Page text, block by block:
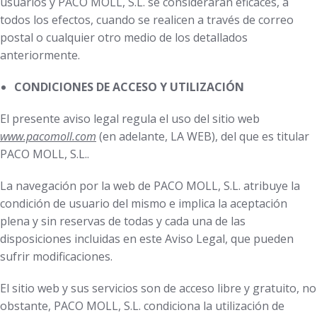
todos los efectos, cuando se realicen a través de correo
postal o cualquier otro medio de los detallados
anteriormente.
CONDICIONES DE ACCESO Y UTILIZACIÓN
El presente aviso legal regula el uso del sitio web
www.pacomoll.com (en adelante, LA WEB), del que es titular
PACO MOLL, S.L..
La navegación por la web de PACO MOLL, S.L. atribuye la
condición de usuario del mismo e implica la aceptación
plena y sin reservas de todas y cada una de las
disposiciones incluidas en este Aviso Legal, que pueden
sufrir modificaciones.
El sitio web y sus servicios son de acceso libre y gratuito, no
obstante, PACO MOLL, S.L. condiciona la utilización de